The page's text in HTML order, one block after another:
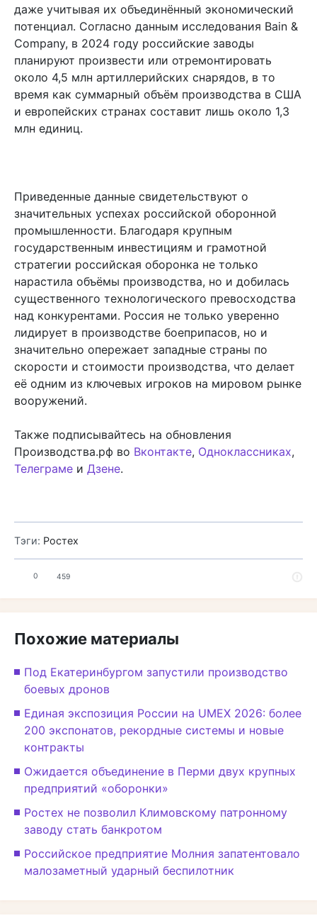
даже учитывая их объединённый экономический
потенциал. Согласно данным исследования Bain &
Company, в 2024 году российские заводы
планируют произвести или отремонтировать
около 4,5 млн артиллерийских снарядов, в то
время как суммарный объём производства в США
и европейских странах составит лишь около 1,3
млн единиц.
Приведенные данные свидетельствуют о
значительных успехах российской оборонной
промышленности. Благодаря крупным
государственным инвестициям и грамотной
стратегии российская оборонка не только
нарастила объёмы производства, но и добилась
существенного технологического превосходства
над конкурентами. Россия не только уверенно
лидирует в производстве боеприпасов, но и
значительно опережает западные страны по
скорости и стоимости производства, что делает
её одним из ключевых игроков на мировом рынке
вооружений.
Также подписывайтесь на обновления
Производства.рф во Вконтакте, Одноклассниках,
Телеграме и Дзене.
Тэги: Ростех
0 459
Похожие материалы
Под Екатеринбургом запустили производство
боевых дронов
Единая экспозиция России на UMEX 2026: более
200 экспонатов, рекордные системы и новые
контракты
Ожидается объединение в Перми двух крупных
предприятий «оборонки»
Ростех не позволил Климовскому патронному
заводу стать банкротом
Российское предприятие Молния запатентовало
малозаметный ударный беспилотник